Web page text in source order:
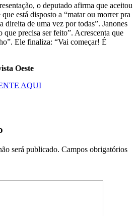
o deputado afirma que aceitou
está disposto a “matar ou morrer pra
direita de uma vez por todas”. Janones
que precisa ser feito”. Acrescenta que
Ele finaliza: “Vai começar! É
Oeste
AQUI
será publicado. Campos obrigatórios